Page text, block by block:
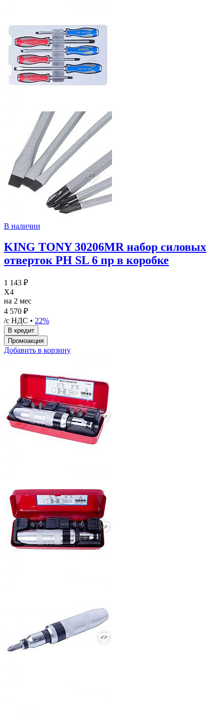
В наличии
KING TONY 30206MR набор силовых
отверток PH SL 6 пр в коробке
1 143 ₽
X4
на 2 мес
4 570 ₽
/с НДС • 22%
Добавить в корзину